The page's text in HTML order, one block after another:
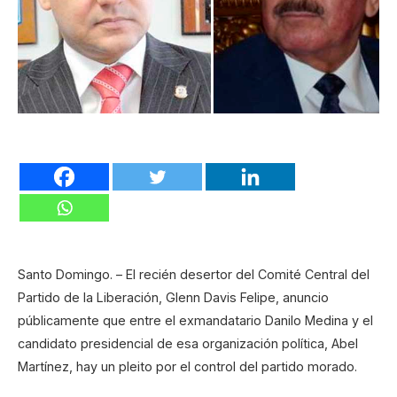
Santo Domingo. – El recién desertor del Comité Central del
Partido de la Liberación, Glenn Davis Felipe, anuncio
públicamente que entre el exmandatario Danilo Medina y el
candidato presidencial de esa organización política, Abel
Martínez, hay un pleito por el control del partido morado.